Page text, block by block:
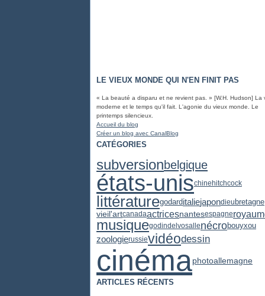
LE VIEUX MONDE QUI N'EN FINIT PAS
« La beauté a disparu et ne revient pas. » [W.H. Hudson] La
moderne et le temps qu'il fait. L'agonie du vieux monde. Le
printemps silencieux.
Accueil du blog
Créer un blog avec CanalBlog
CATÉGORIES
subversionbelgique
états-unischine hitchcock
littératuregodarditaliejapondieu bretagne
vieil'artcanadaactricesnantesespagne
musiquegodindelvosallenécrobouyxou
zoologierussievidéodessin
cinémaphotoallemagne
ARTICLES RÉCENTS